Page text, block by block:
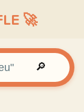
🚀
🔎